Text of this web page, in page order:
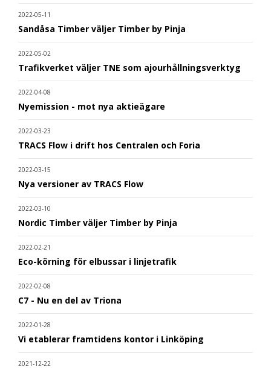
2022-05-11
Sandåsa Timber väljer Timber by Pinja
2022-05-02
Trafikverket väljer TNE som ajourhållningsverktyg
2022-04-08
Nyemission - mot nya aktieägare
2022-03-23
TRACS Flow i drift hos Centralen och Foria
2022-03-15
Nya versioner av TRACS Flow
2022-03-10
Nordic Timber väljer Timber by Pinja
2022-02-21
Eco-körning för elbussar i linjetrafik
2022-02-08
C7 - Nu en del av Triona
2022-01-28
Vi etablerar framtidens kontor i Linköping
2021-12-22